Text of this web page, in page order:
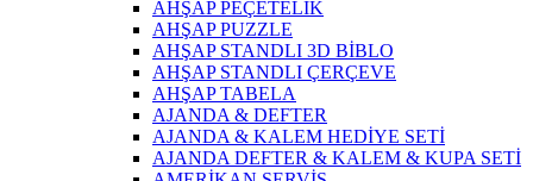
AHŞAP PEÇETELİK
AHŞAP PUZZLE
AHŞAP STANDLI 3D BİBLO
AHŞAP STANDLI ÇERÇEVE
AHŞAP TABELA
AJANDA & DEFTER
AJANDA & KALEM HEDİYE SETİ
AJANDA DEFTER & KALEM & KUPA SETİ